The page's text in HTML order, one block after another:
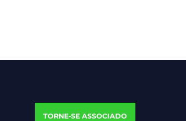
TORNE-SE ASSOCIADO